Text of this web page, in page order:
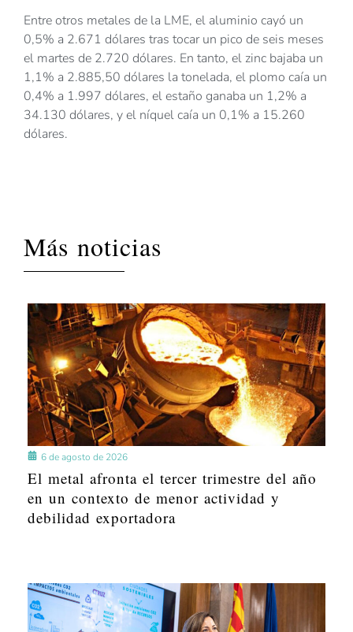
Entre otros metales de la LME, el aluminio cayó un
0,5% a 2.671 dólares tras tocar un pico de seis meses
el martes de 2.720 dólares. En tanto, el zinc bajaba un
1,1% a 2.885,50 dólares la tonelada, el plomo caía un
0,4% a 1.997 dólares, el estaño ganaba un 1,2% a
34.130 dólares, y el níquel caía un 0,1% a 15.260
dólares.
Más noticias
6 de agosto de 2026
El metal afronta el tercer trimestre del año
en un contexto de menor actividad y
debilidad exportadora